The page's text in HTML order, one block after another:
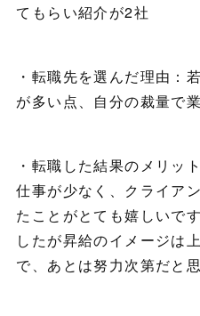
てもらい紹介が2社
・転職先を選んだ理由：
が多い点、自分の裁量で
・転職した結果のメリッ
仕事が少なく、クライア
たことがとても嬉しいで
したが昇給のイメージは
で、あとは努力次第だと